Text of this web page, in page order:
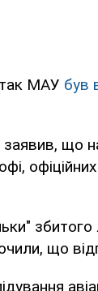
МАУ був
що
збитого
що